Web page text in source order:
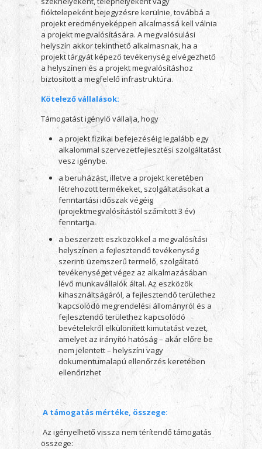
fióktelepeként bejegyzésre kerülnie, továbbá a
projekt eredményeképpen alkalmassá kell válnia
a projekt megvalósítására. A megvalósulási
helyszín akkor tekinthető alkalmasnak, ha a
projekt tárgyát képező tevékenység elvégezhető
a helyszínen és a projekt megvalósításhoz
biztosított a megfelelő infrastruktúra.
Kötelező vállalások:
Támogatást igénylő vállalja, hogy
a projekt fizikai befejezéséig legalább egy
alkalommal szervezetfejlesztési szolgáltatást
vesz igénybe.
a beruházást, illetve a projekt keretében
létrehozott termékeket, szolgáltatásokat a
fenntartási időszak végéig
(projektmegvalósítástól számított 3 év)
fenntartja.
a beszerzett eszközökkel a megvalósítási
helyszínen a fejlesztendő tevékenység
szerinti üzemszerű termelő, szolgáltató
tevékenységet végez az alkalmazásában
lévő munkavállalók által. Az eszközök
kihasználtságáról, a fejlesztendő területhez
kapcsolódó megrendelési állományról és a
fejlesztendő területhez kapcsolódó
bevételekről elkülönített kimutatást vezet,
amelyet az irányító hatóság – akár előre be
nem jelentett – helyszíni vagy
dokumentumalapú ellenőrzés keretében
ellenőrizhet
A támogatás mértéke, összege:
Az igényelhető vissza nem térítendő támogatás
összege: